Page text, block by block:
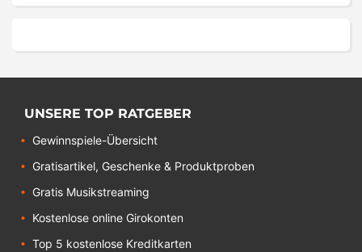
UNSERE TOP RATGEBER
Gewinnspiele-Übersicht
Gratisartikel, Geschenke & Produktproben
Gratis Musikstreaming
Kostenlose online Girokonten
Top 5 kostenlose Kreditkarten